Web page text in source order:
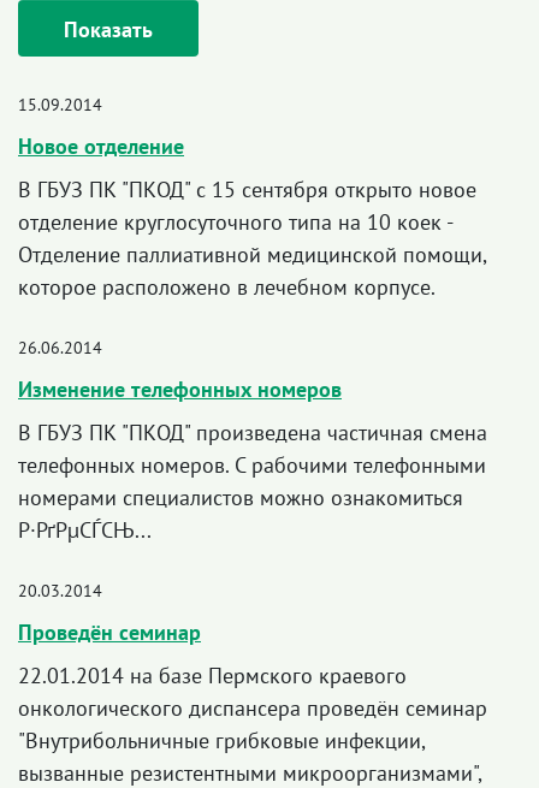
Показать
15.09.2014
Новое отделение
В ГБУЗ ПК "ПКОД" с 15 сентября открыто новое
отделение круглосуточного типа на 10 коек -
Отделение паллиативной медицинской помощи,
которое расположено в лечебном корпусе.
26.06.2014
Изменение телефонных номеров
В ГБУЗ ПК "ПКОД" произведена частичная смена
телефонных номеров. С рабочими телефонными
номерами специалистов можно ознакомиться
Р·РґРµСЃСЊ...
20.03.2014
Проведён семинар
22.01.2014 на базе Пермского краевого
онкологического диспансера проведён семинар
"Внутрибольничные грибковые инфекции,
вызванные резистентными микроорганизмами",